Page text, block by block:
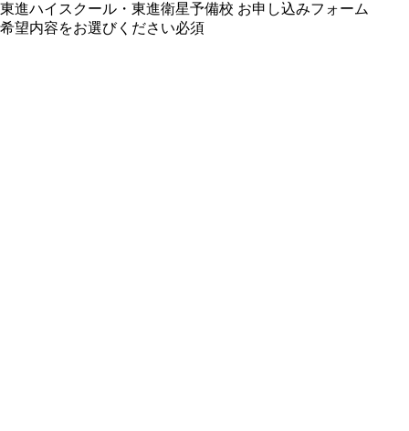
東進ハイスクール・東進衛星予備校 お申し込みフォーム
希望内容をお選びください必須